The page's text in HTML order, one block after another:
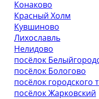
Конаково
Красный Холм
Кувшиново
Лихославль
Нелидово
посёлок
посёлок Бологово
посёлок городского
посёлок Жарковский